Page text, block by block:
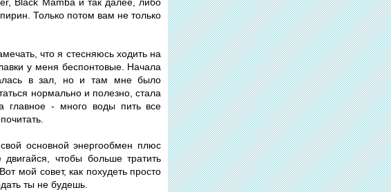
Только потом вам не только
что я стесняюсь ходить на
у меня беспонтовые. Начала
в зал, но и там мне было
нормально и полезно, стала
главное - много воды пить все
основной энергообмен плюс
чтобы больше тратить
мой совет, как похудеть просто
ты не будешь.